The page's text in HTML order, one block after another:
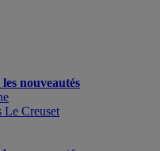
nouveautés
Le Creuset